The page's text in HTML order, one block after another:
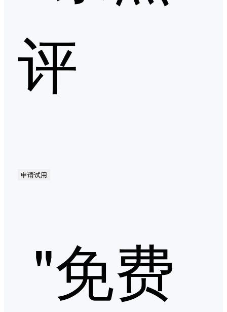
评
申请试用
"免费